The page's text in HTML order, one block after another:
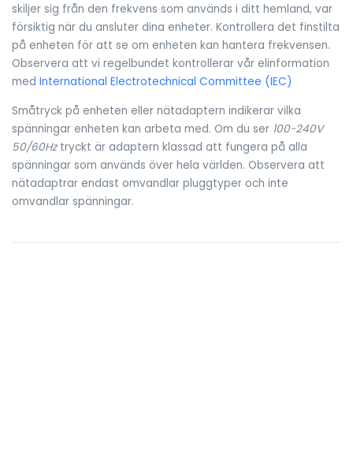
skiljer sig från den frekvens som används i ditt hemland, var
försiktig när du ansluter dina enheter. Kontrollera det finstilta
på enheten för att se om enheten kan hantera frekvensen.
Observera att vi regelbundet kontrollerar vår elinformation
med International Electrotechnical Committee (IEC)
Småtryck på enheten eller nätadaptern indikerar vilka
spänningar enheten kan arbeta med. Om du ser 100-240V
50/60Hztryckt är adaptern klassad att fungera på alla
spänningar som används över hela världen. Observera att
nätadaptrar endast omvandlar pluggtyper och inte
omvandlar spänningar.